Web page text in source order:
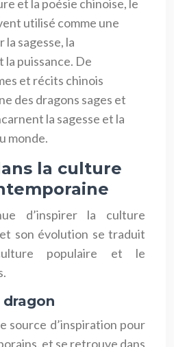
et la poésie chinoise, le
utilisé comme une
sagesse, la
la puissance. De
et récits chinois
des dragons sages et
la sagesse et la
monde.
la culture
d’inspirer la culture
son évolution se traduit
populaire et le
dragon
source d’inspiration pour
et se retrouve dans